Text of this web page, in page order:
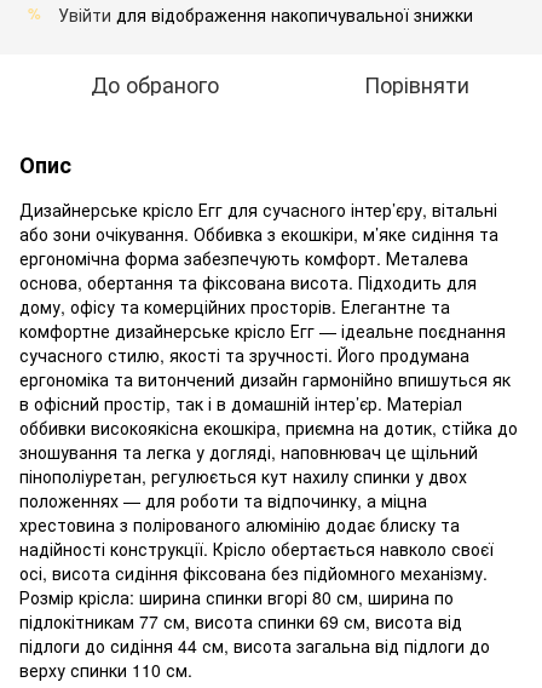
% Увійти для відображення накопичувальної знижки
До обраного Порівняти
Опис
Дизайнерське крісло Егг для сучасного інтер’єру, вітальні
або зони очікування. Оббивка з екошкіри, м’яке сидіння та
ергономічна форма забезпечують комфорт. Металева
основа, обертання та фіксована висота. Підходить для
дому, офісу та комерційних просторів. Елегантне та
комфортне дизайнерське крісло Егг — ідеальне поєднання
сучасного стилю, якості та зручності. Його продумана
ергономіка та витончений дизайн гармонійно впишуться як
в офісний простір, так і в домашній інтер’єр. Матеріал
оббивки високоякісна екошкіра, приємна на дотик, стійка до
зношування та легка у догляді, наповнювач це щільний
пінополіуретан, регулюється кут нахилу спинки у двох
положеннях — для роботи та відпочинку, а міцна
хрестовина з полірованого алюмінію додає блиску та
надійності конструкції. Крісло обертається навколо своєї
осі, висота сидіння фіксована без підйомного механізму.
Розмір крісла: ширина спинки вгорі 80 см, ширина по
підлокітникам 77 см, висота спинки 69 см, висота від
підлоги до сидіння 44 см, висота загальна від підлоги до
верху спинки 110 см.